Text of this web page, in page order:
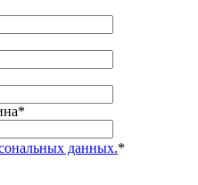
*
данных.*